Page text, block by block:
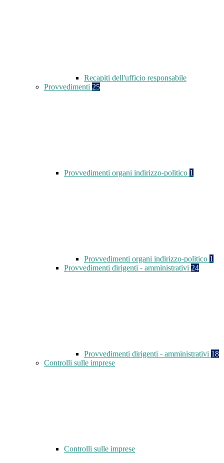
Recapiti dell'ufficio responsabile
Provvedimenti 25
Provvedimenti organi indirizzo-politico 1
Provvedimenti organi indirizzo-politico 1
Provvedimenti dirigenti - amministrativi 24
Provvedimenti dirigenti - amministrativi 18
Controlli sulle imprese
Controlli sulle imprese